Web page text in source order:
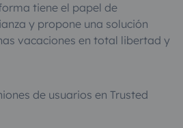
tiene el papel de
y propone una solución
vacaciones en total libertad y
de usuarios en Trusted